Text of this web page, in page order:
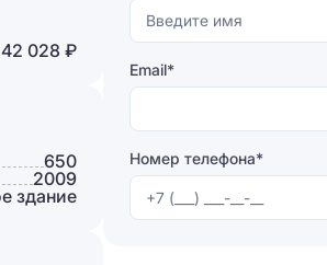
028 ₽
650
2009
здание
Отправить
Email*
Номер телефона*